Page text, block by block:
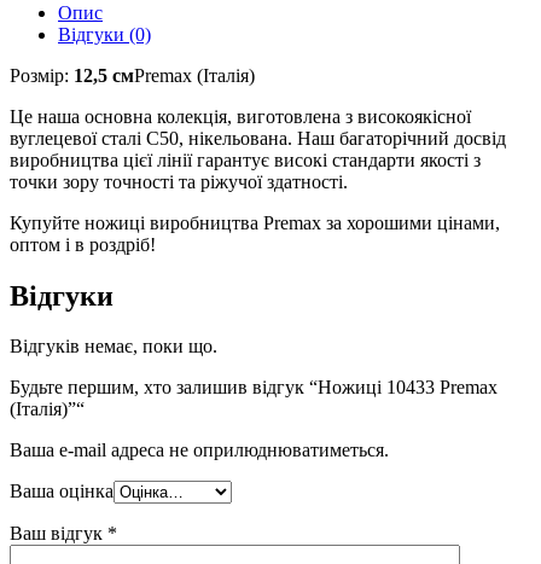
Опис
Відгуки (0)
Розмір: 12,5 смPremax (Італія)
Це наша основна колекція, виготовлена з високоякісної
вуглецевої сталі C50, нікельована. Наш багаторічний досвід
виробництва цієї лінії гарантує високі стандарти якості з
точки зору точності та ріжучої здатності.
Купуйте ножиці виробництва Premax за хорошими цінами,
оптом і в роздріб!
Відгуки
Відгуків немає, поки що.
Будьте першим, хто залишив відгук “Ножиці 10433 Premax
(Італія)”“
Ваша e-mail адреса не оприлюднюватиметься.
Ваша оцінка
Ваш відгук *